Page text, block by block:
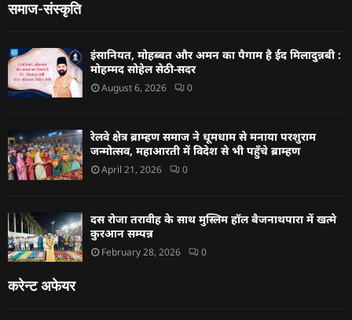
समाज-संस्कृति
इंसानियत, मोहब्बत और अमन का पैगाम है ईद मिलादुन्नबी :
मोहम्मद सोहेल सेठी-सदर
August 6, 2026 0
रेलवे क्षेत्र ब्राम्हण समाज ने धूमधाम से मनाया परशुराम
जन्मोत्सव, महाआरती में विदेश से भी पहुँचे ब्राम्हण
April 21, 2026 0
दस रोजा तरावीह के साथ मुस्लिम हॉल बैजनाथपारा में खत्मे
कुरआन सम्पन्न
February 28, 2026 0
करेन्ट अफेयर